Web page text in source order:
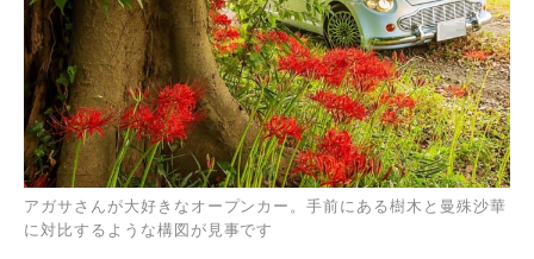
アガサさんが大好きなオープンカー。手前にある樹木と曼殊沙華
に対比するような構図が見事です